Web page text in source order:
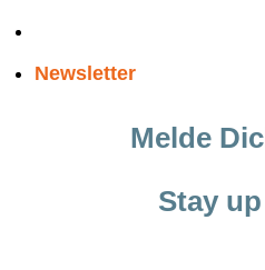
Zum
springen
Newsletter
Melde
Stay